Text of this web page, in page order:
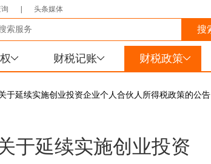
头条媒体
财税记账 财税政策
于延续实施创业投资企业个人合伙人所得税政策的公告
于延续实施创业投资